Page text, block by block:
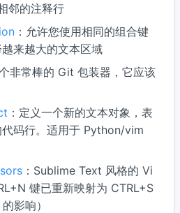
邻的注释行
：允许您使用相同的组合键
来越大的文本区域
个非常棒的 Git 包装器，它应该
：定义一个新的文本对象，表
码行。适用于 Python/vim
：Sublime Text 风格的 Vi
键已重新映射为 CTRL+S
影响）